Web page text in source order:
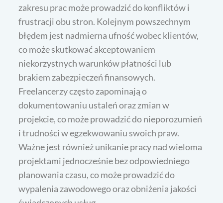
zakresu prac może prowadzić do konfliktów i
frustracji obu stron. Kolejnym powszechnym
błędem jest nadmierna ufność wobec klientów,
co może skutkować akceptowaniem
niekorzystnych warunków płatności lub
brakiem zabezpieczeń finansowych.
Freelancerzy często zapominają o
dokumentowaniu ustaleń oraz zmian w
projekcie, co może prowadzić do nieporozumień
i trudności w egzekwowaniu swoich praw.
Ważne jest również unikanie pracy nad wieloma
projektami jednocześnie bez odpowiedniego
planowania czasu, co może prowadzić do
wypalenia zawodowego oraz obniżenia jakości